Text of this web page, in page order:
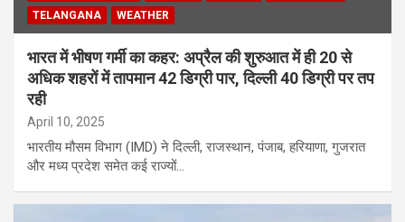
TELANGANA
WEATHER
भारत में भीषण गर्मी का कहर: अप्रैल की शुरुआत में ही 20 से
अधिक शहरों में तापमान 42 डिग्री पार, दिल्ली 40 डिग्री पर तप
रही
April 10, 2025
भारतीय मौसम विभाग (IMD) ने दिल्ली, राजस्थान, पंजाब, हरियाणा, गुजरात
और मध्य प्रदेश समेत कई राज्यों…